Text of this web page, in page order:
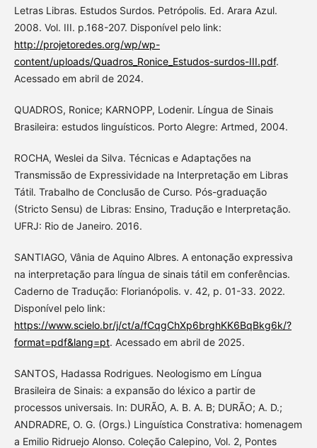
Letras Libras. Estudos Surdos. Petrópolis. Ed. Arara Azul.
2008. Vol. III. p.168-207. Disponível pelo link:
http://projetoredes.org/wp/wp-
content/uploads/Quadros_Ronice_Estudos-surdos-III.pdf.
Acessado em abril de 2024.
QUADROS, Ronice; KARNOPP, Lodenir. Língua de Sinais
Brasileira: estudos linguísticos. Porto Alegre: Artmed, 2004.
ROCHA, Weslei da Silva. Técnicas e Adaptações na
Transmissão de Expressividade na Interpretação em Libras
Tátil. Trabalho de Conclusão de Curso. Pós-graduação
(Stricto Sensu) de Libras: Ensino, Tradução e Interpretação.
UFRJ: Rio de Janeiro. 2016.
SANTIAGO, Vânia de Aquino Albres. A entonação expressiva
na interpretação para língua de sinais tátil em conferências.
Caderno de Tradução: Florianópolis. v. 42, p. 01-33. 2022.
Disponível pelo link:
https://www.scielo.br/j/ct/a/fCqgChXp6brghKK6BqBkg6k/?
format=pdf&lang=pt. Acessado em abril de 2025.
SANTOS, Hadassa Rodrigues. Neologismo em Língua
Brasileira de Sinais: a expansão do léxico a partir de
processos universais. In: DURÃO, A. B. A. B; DURÃO; A. D.;
ANDRADRE, O. G. (Orgs.) Linguística Constrativa: homenagem
a Emilio Ridruejo Alonso. Coleção Calepino, Vol. 2, Pontes